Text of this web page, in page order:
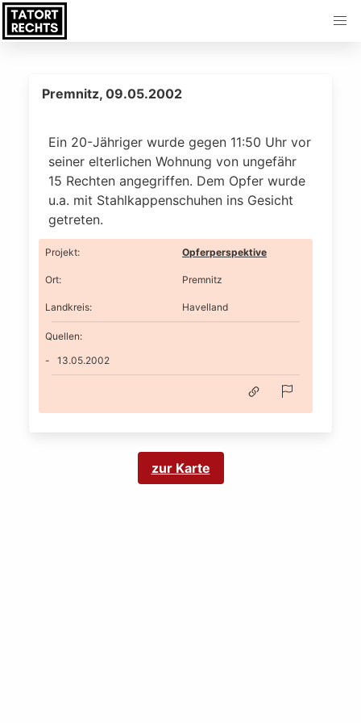
Premnitz, 09.05.2002
Ein 20-Jähriger wurde gegen 11:50 Uhr vor
seiner elterlichen Wohnung von ungefähr
15 Rechten angegriffen. Dem Opfer wurde
u.a. mit Stahlkappenschuhen ins Gesicht
getreten.
Projekt: Opferperspektive
Ort: Premnitz
Landkreis: Havelland
Quellen:
13.05.2002
zur Karte